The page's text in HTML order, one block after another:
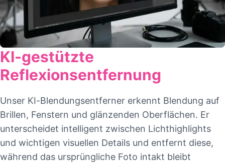
KI-gestützte
Reflexionsentfernung
Unser KI-Blendungsentferner erkennt Blendung auf
Brillen, Fenstern und glänzenden Oberflächen. Er
unterscheidet intelligent zwischen Lichthighlights
und wichtigen visuellen Details und entfernt diese,
während das ursprüngliche Foto intakt bleibt